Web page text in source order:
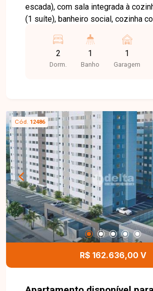
escada), com sala integrada à
(1 suíte), banheiro social, cozinha
funcional em localização privilegiada.
2
Dorm.
1
Banho
1
Garagem
Cód. 12486
R$ 162.636,00 V